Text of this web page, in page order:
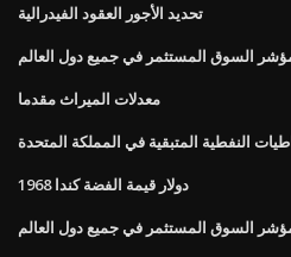
تحديد الأجور العقود الفيدرالية
السوق المستثمر في جميع دول العالم
معدلات الميراث مقدما
النفطية المتبقية في المملكة المتحدة
1968 دولار قيمة الفضة كندا
السوق المستثمر في جميع دول العالم